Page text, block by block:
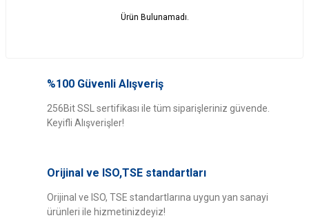
Ürün Bulunamadı.
%100 Güvenli Alışveriş
256Bit SSL sertifikası ile tüm siparişleriniz güvende.
Keyifli Alışverişler!
Orijinal ve ISO,TSE standartları
Orijinal ve ISO, TSE standartlarına uygun yan sanayi
ürünleri ile hizmetinizdeyiz!